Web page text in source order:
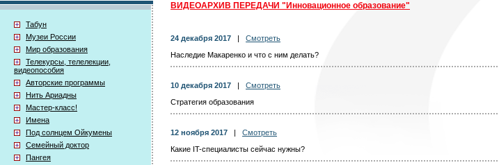
Табун
Музеи России
Мир образования
Телекурсы, телелекции,
видеопособия
Авторские программы
Нить Ариадны
Мастер-класс!
Имена
Под солнцем Ойкумены
Семейный доктор
Пангея
ВИДЕОАРХИВ ПЕРЕДАЧИ "Инновационное образование"
24 декабря 2017
Смотреть
Наследие Макаренко и что с ним делать?
10 декабря 2017
Смотреть
Стратегия образования
12 ноября 2017
Смотреть
Какие IT-специалисты сейчас нужны?